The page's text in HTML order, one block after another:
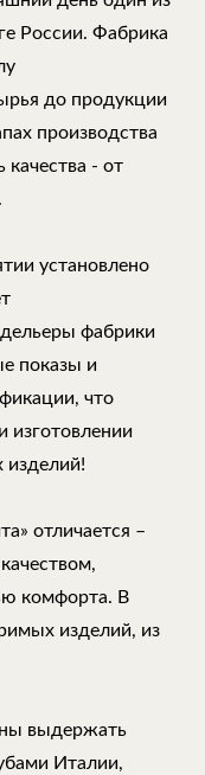
России. Фабрика
до продукции
производства
качества - от
установлено
фабрики
показы и
что
изделий!
отличается –
комфорта. В
изделий, из
выдержать
Италии,